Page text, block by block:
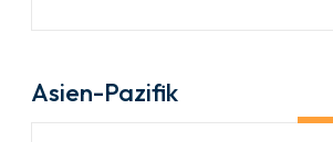
Asien-Pazifik